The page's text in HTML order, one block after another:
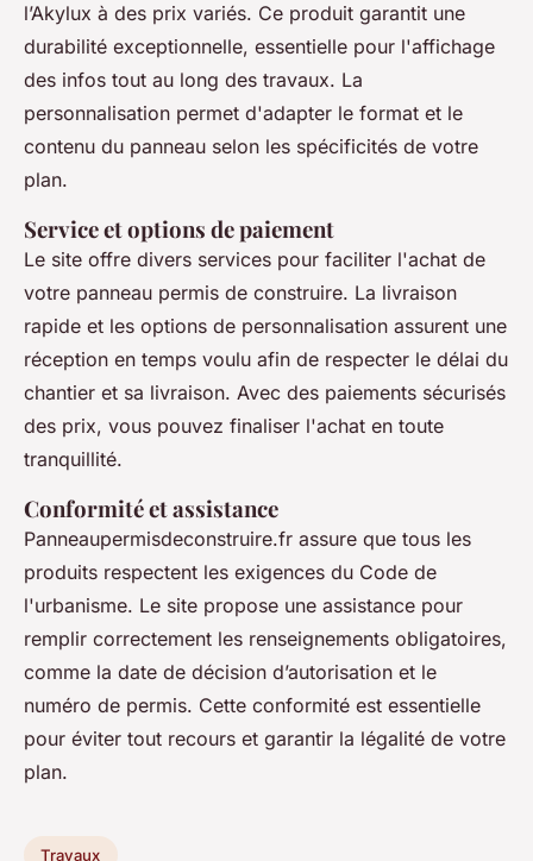
l’Akylux à des prix variés. Ce produit garantit une
durabilité exceptionnelle, essentielle pour l'affichage
des infos tout au long des travaux. La
personnalisation permet d'adapter le format et le
contenu du panneau selon les spécificités de votre
plan.
Service et options de paiement
Le site offre divers services pour faciliter l'achat de
votre panneau permis de construire. La livraison
rapide et les options de personnalisation assurent une
réception en temps voulu afin de respecter le délai du
chantier et sa livraison. Avec des paiements sécurisés
des prix, vous pouvez finaliser l'achat en toute
tranquillité.
Conformité et assistance
Panneaupermisdeconstruire.fr assure que tous les
produits respectent les exigences du Code de
l'urbanisme. Le site propose une assistance pour
remplir correctement les renseignements obligatoires,
comme la date de décision d’autorisation et le
numéro de permis. Cette conformité est essentielle
pour éviter tout recours et garantir la légalité de votre
plan.
Travaux